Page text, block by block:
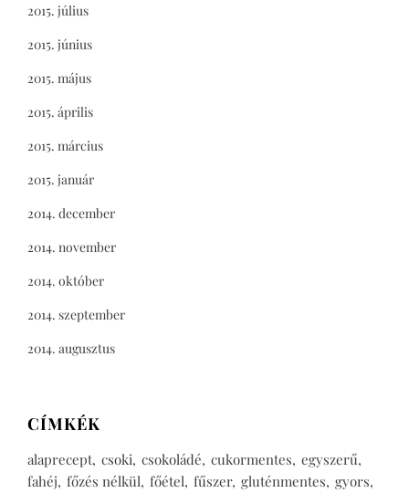
2015. július
2015. június
2015. május
2015. április
2015. március
2015. január
2014. december
2014. november
2014. október
2014. szeptember
2014. augusztus
CÍMKÉK
alaprecept csoki csokoládé cukormentes egyszerű
fahéj főzés nélkül főétel fűszer gluténmentes gyors